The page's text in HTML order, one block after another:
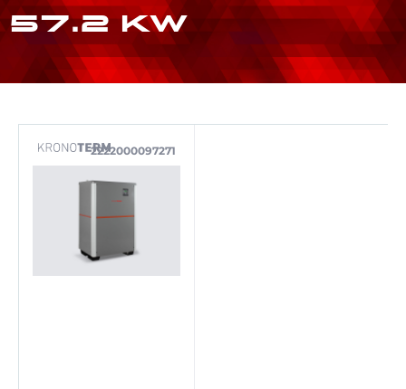
57.2 KW
2222000097271